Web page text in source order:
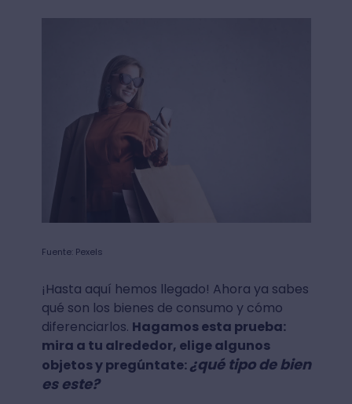
Fuente: Pexels
¡Hasta aquí hemos llegado! Ahora ya sabes
qué son los bienes de consumo y cómo
diferenciarlos. Hagamos esta prueba:
mira a tu alrededor, elige algunos
objetos y pregúntate:¿qué tipo de bien
es este?